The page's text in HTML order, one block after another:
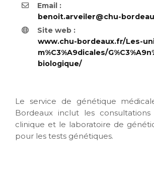
Email :
benoit.arveiler@chu-
Site web :
www.chu-bordeaux.fr/Les-
m%C3%A9dicales/
biologique/
Le service de génétique
Bordeaux inclut les
clinique et le laboratoire de
pour les tests génétiques.